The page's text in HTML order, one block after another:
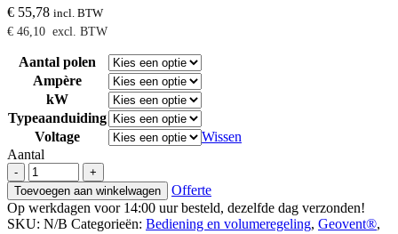
€ 55,78 incl. BTW
€ 46,10 excl. BTW
Aantal polen
Ampère
kW
Typeaanduiding
Voltage
Wissen
Aantal
-
Werkschakelaars
Norwesco
aantal
+
Toevoegen aan winkelwagen
Offerte
Op werkdagen voor 14:00 uur besteld, dezelfde dag verzonden!
SKU: N/B Categorieën: Bediening en volumeregeling, Geovent®,